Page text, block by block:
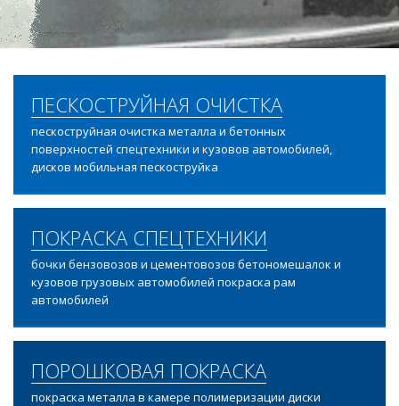
ПЕСКОСТРУЙНАЯ ОЧИСТКА
пескоструйная очистка металла и бетонных
поверхностей спецтехники и кузовов автомобилей,
дисков мобильная пескоструйка
ПОКРАСКА СПЕЦТЕХНИКИ
бочки бензовозов и цементовозов бетономешалок и
кузовов грузовых автомобилей покраска рам
автомобилей
ПОРОШКОВАЯ ПОКРАСКА
покраска металла в камере полимеризации диски